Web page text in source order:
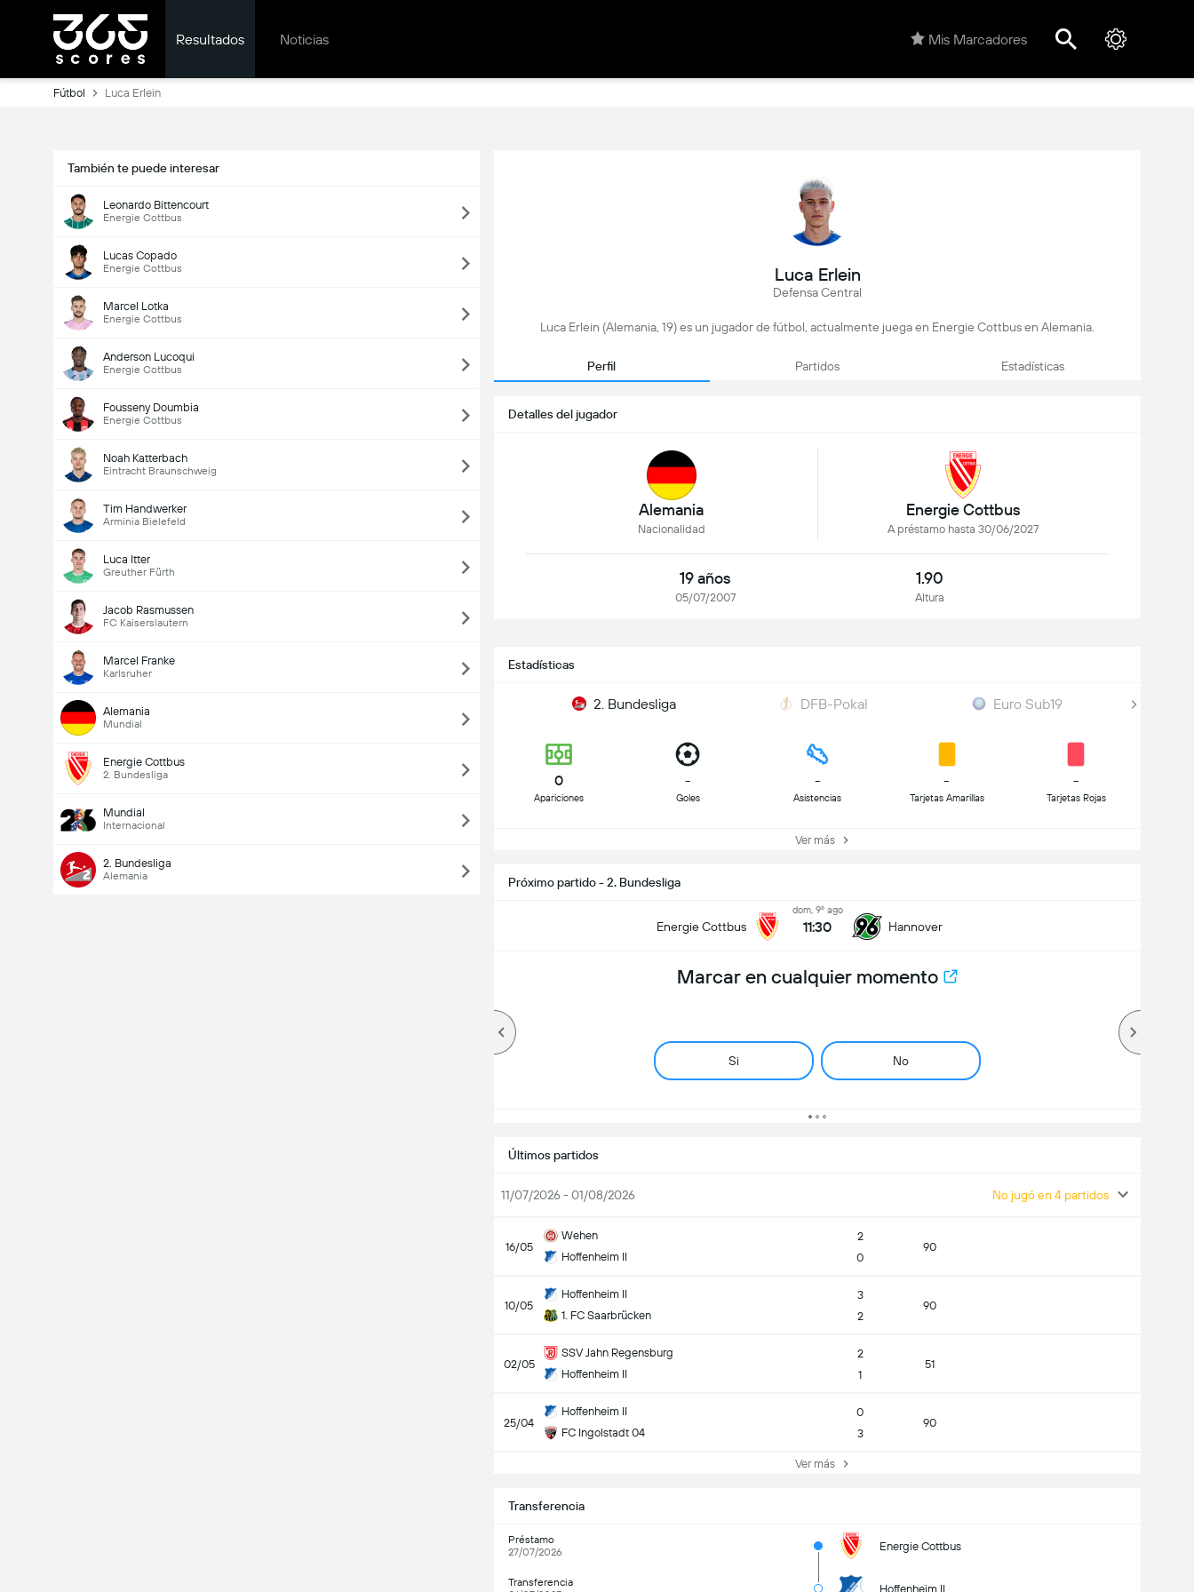
Resultados Noticias Mis Marcadores
Fútbol Luca Erlein
También te puede interesar
Leonardo Bittencourt
Energie Cottbus
Lucas Copado
Energie Cottbus
Marcel Lotka
Energie Cottbus
Anderson Lucoqui
Energie Cottbus
Fousseny Doumbia
Energie Cottbus
Noah Katterbach
Eintracht Braunschweig
Tim Handwerker
Arminia Bielefeld
Luca Itter
Greuther Fürth
Jacob Rasmussen
FC Kaiserslautern
Marcel Franke
Karlsruher
Alemania
Mundial
Energie Cottbus
2. Bundesliga
Mundial
Internacional
2. Bundesliga
Alemania
Luca Erlein
Defensa Central
Luca Erlein (Alemania, 19) es un jugador de fútbol, actualmente juega en Energie Cottbus en Alemania.
Perfil Partidos Estadísticas
Detalles del jugador
Alemania
Nacionalidad
Energie Cottbus
A préstamo hasta 30/06/2027
19 años
05/07/2007
1.90
Altura
Estadísticas
2. Bundesliga DFB-Pokal Euro Sub19
0
Apariciones
-
Goles
-
Asistencias
-
Tarjetas Amarillas
-
Tarjetas Rojas
Ver más
Próximo partido - 2. Bundesliga
Energie Cottbus
dom, 9º ago
11:30 Hannover
Marcar en cualquier momento
Si No
Últimos partidos
11/07/2026 - 01/08/2026 No jugó en 4 partidos
16/05
Wehen
Hoffenheim II
2
0
90
10/05
Hoffenheim II
1. FC Saarbrücken
3
2
90
02/05
SSV Jahn Regensburg
Hoffenheim II
2
1
51
25/04
Hoffenheim II
FC Ingolstadt 04
0
3
90
Ver más
Transferencia
Préstamo
27/07/2026
Energie Cottbus
Transferencia
Hoffenheim II